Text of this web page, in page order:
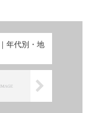
年代別・地